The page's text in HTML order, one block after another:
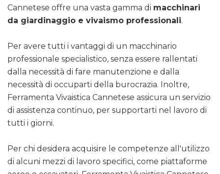
Cannetese offre una vasta gamma di macchinari
da giardinaggio e vivaismo professionali.
Per avere tutti i vantaggi di un macchinario
professionale specialistico, senza essere rallentati
dalla necessità di fare manutenzione e dalla
necessità di occuparti della burocrazia. Inoltre,
Ferramenta Vivaistica Cannetese assicura un servizio
di assistenza continuo, per supportarti nel lavoro di
tutti i giorni.
Per chi desidera acquisire le competenze all'utilizzo
di alcuni mezzi di lavoro specifici, come piattaforme